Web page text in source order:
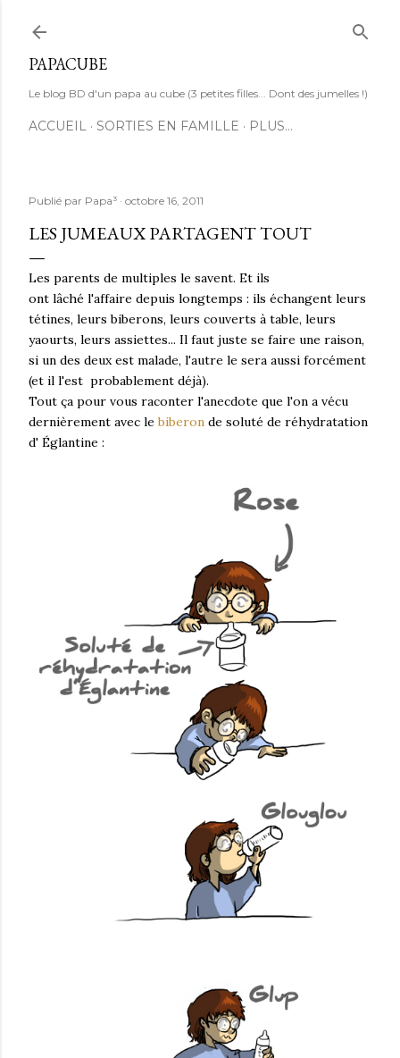
PAPACUBE
Le blog BD d'un papa au cube (3 petites filles... Dont des jumelles !)
ACCUEIL SORTIES EN FAMILLE PLUS…
Publié par Papa³ octobre 16, 2011
LES JUMEAUX PARTAGENT TOUT
Les parents de multiples le savent. Et ils
ont lâché l'affaire depuis longtemps : ils échangent leurs
tétines, leurs biberons, leurs couverts à table, leurs
yaourts, leurs assiettes... Il faut juste se faire une raison,
si un des deux est malade, l'autre le sera aussi forcément
(et il l'est probablement déjà).
Tout ça pour vous raconter l'anecdote que l'on a vécu
dernièrement avec lebiberon de soluté de réhydratation
d' Églantine :